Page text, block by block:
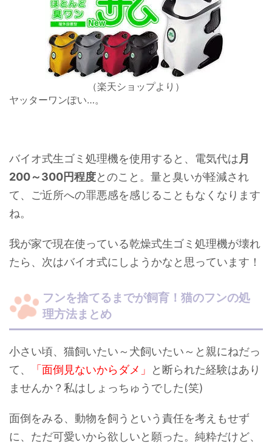
（楽天ショップより）
ヤッターワンぽい…。
バイオ式生ゴミ処理機を使用すると、電気代は月
200～300円程度とのこと。量と臭いが軽減され
て、ご近所への罪悪感を感じることもなくなります
ね。
我が家で現在使っている乾燥式生ゴミ処理機が壊れ
たら、次はバイオ式にしようかなと思っています！
フンを捨てるまでが飼育！猫のフンの処
理方法まとめ
小さい頃、猫飼いたい～犬飼いたい～と親にねだっ
て、
「面倒見ないからダメ」
と断られた経験はあり
ませんか？私はしょっちゅうでした(笑)
面倒をみる、動物を飼うという責任を考えもせず
に、ただ可愛いから欲しいと願った。純粋だけど、